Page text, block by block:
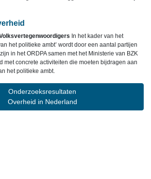
In het kader van het
het politieke ambt’ wordt door een aantal partijen
in het ORDPA samen met het Ministerie van BZK
met concrete activiteiten die moeten bijdragen aan
het politieke ambt.
Onderzoeksresultaten
Overheid in Nederland